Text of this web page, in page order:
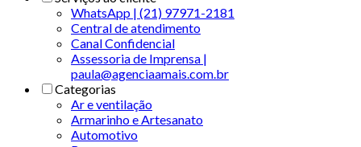
WhatsApp | (21) 97971-2181
Central de atendimento
Canal Confidencial
Assessoria de Imprensa |
paula@agenciaamais.com.br
Categorias
Ar e ventilação
Armarinho e Artesanato
Automotivo